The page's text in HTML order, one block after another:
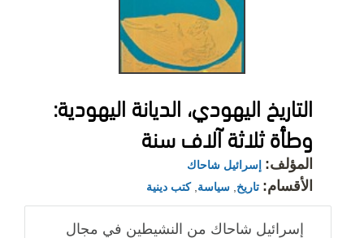
التاريخ اليهودي، الديانة اليهودية:
وطأة ثلاثة آلاف سنة
المؤلف: إسرائيل شاحاك
الأقسام: تاريخ سياسة ,كتب دينية
إسرائيل شاحاك من النشيطين في مجال